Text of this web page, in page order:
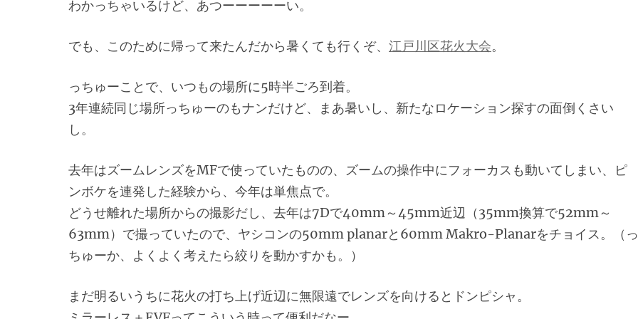
わかっちゃいるけど、あつーーーーーい。
でも、このために帰って来たんだから暑くても行くぞ、 江戸川区花火大会。
っちゅーことで、いつもの場所に5時半ごろ到着。
3年連続同じ場所っちゅーのもナンだけど、まあ暑いし、新たなロケーション探すの面倒くさい
し。
去年はズームレンズをMFで使っていたものの、ズームの操作中にフォーカスも動いてしまい、ピ
ンボケを連発した経験から、今年は単焦点で。
どうせ離れた場所からの撮影だし、去年は7Dで40mm～45mm近辺（35mm換算で52mm～
63mm）で撮っていたので、ヤシコンの50mm planarと60mm Makro-Planarをチョイス。（っ
ちゅーか、よくよく考えたら絞りを動かすかも。）
まだ明るいうちに花火の打ち上げ近辺に無限遠でレンズを向けるとドンピシャ。